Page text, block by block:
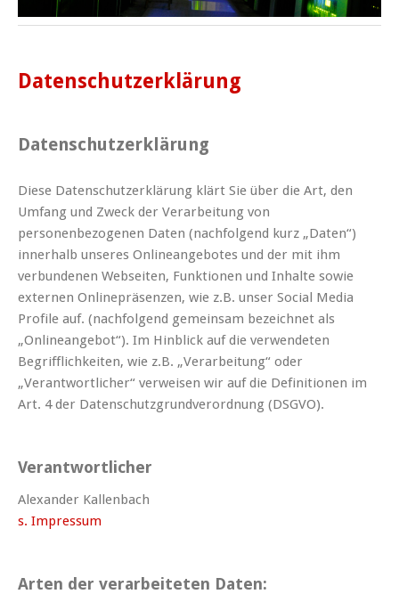
Datenschutzerklärung
Datenschutzerklärung
Diese Datenschutzerklärung klärt Sie über die Art, den
Umfang und Zweck der Verarbeitung von
personenbezogenen Daten (nachfolgend kurz „Daten“)
innerhalb unseres Onlineangebotes und der mit ihm
verbundenen Webseiten, Funktionen und Inhalte sowie
externen Onlinepräsenzen, wie z.B. unser Social Media
Profile auf. (nachfolgend gemeinsam bezeichnet als
„Onlineangebot“). Im Hinblick auf die verwendeten
Begrifflichkeiten, wie z.B. „Verarbeitung“ oder
„Verantwortlicher“ verweisen wir auf die Definitionen im
Art. 4 der Datenschutzgrundverordnung (DSGVO).
Verantwortlicher
Alexander Kallenbach
s. Impressum
Arten der verarbeiteten Daten: